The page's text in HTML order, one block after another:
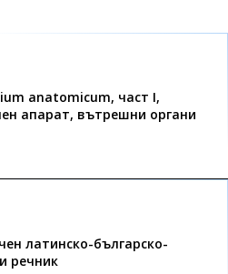
anatomicum, част I,
апарат, вътрешни органи
латинско-българско-
речник